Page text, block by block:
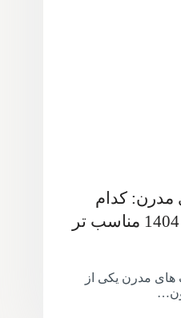
مدرن: کدام
سبک برای دکوراسیون 1404 مناسب تر
های مدرن یکی از